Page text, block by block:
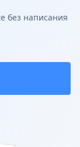
без написания